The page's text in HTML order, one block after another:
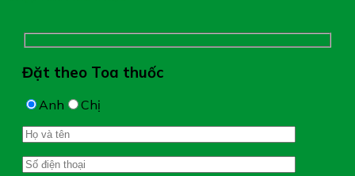
Đặt theo Toa thuốc
Anh Chị